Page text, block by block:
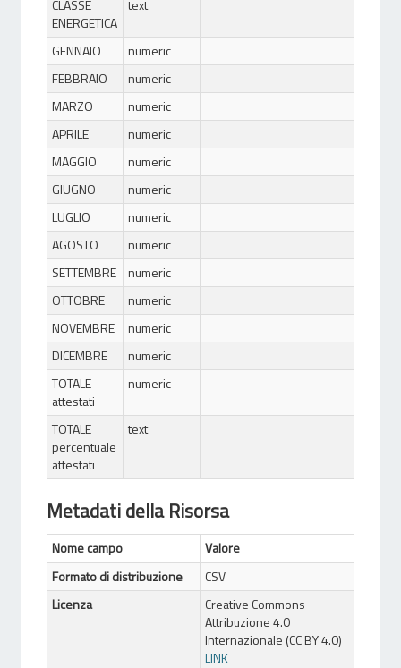
CLASSE
ENERGETICA
text
GENNAIO
numeric
FEBBRAIO
numeric
MARZO
numeric
APRILE
numeric
MAGGIO
numeric
GIUGNO
numeric
LUGLIO
numeric
AGOSTO
numeric
SETTEMBRE
numeric
OTTOBRE
numeric
NOVEMBRE
numeric
DICEMBRE
numeric
TOTALE
attestati
numeric
TOTALE
percentuale
attestati
text
Metadati della Risorsa
Nome campo
Valore
Formato di distribuzione
CSV
Licenza
Creative Commons
Attribuzione 4.0
Internazionale (CC BY 4.0)
LINK